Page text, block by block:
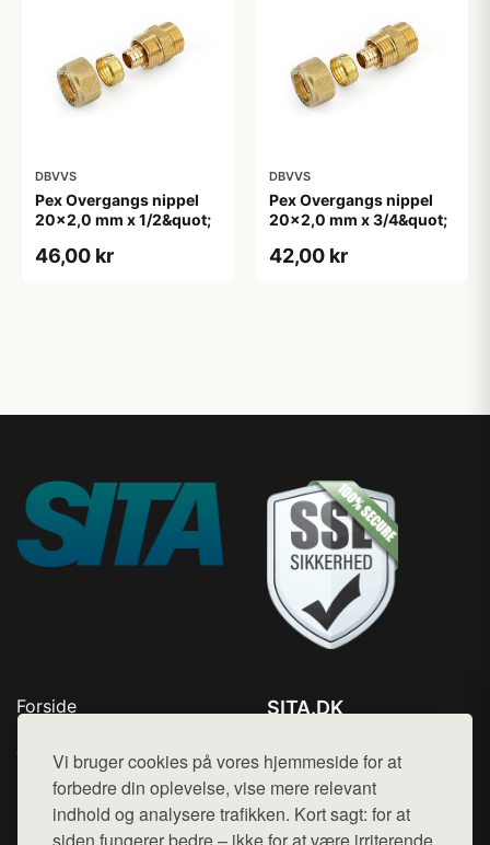
Vi bruger cookies på vores hjemmeside for at
forbedre din oplevelse, vise mere relevant
indhold og analysere trafikken. Kort sagt: for at
DBVVS
Pex Overgangs nippel
20x2,0 mm x 1/2&quot;
46,00 kr
DBVVS
Pex Overgangs nippel
20x2,0 mm x 3/4&quot;
42,00 kr
Forside
Top Rabatter
Blog
Kontakt
SITA.DK
Mail: hej@want.dk
Cookie- og privatlivspolitik